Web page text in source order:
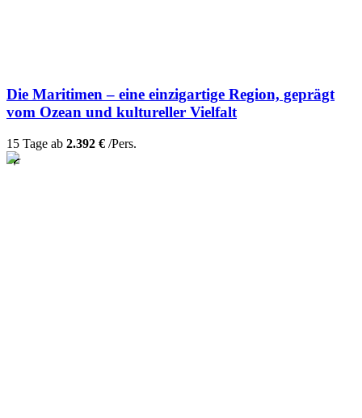
Die Maritimen – eine einzigartige Region, geprägt
vom Ozean und kultureller Vielfalt
15 Tage ab 2.392 € /Pers.